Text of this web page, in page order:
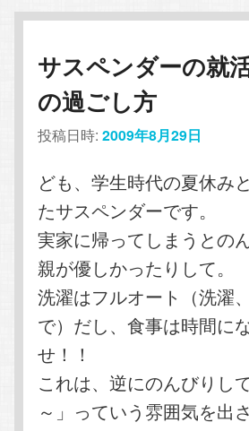
サスペンダーの就
の過ごし方
投稿日時:2009年8月29日
ども、学生時代の夏休み
たサスペンダーです。
実家に帰ってしまうとの
親が優しかったりして。
洗濯はフルオート（洗濯
で）だし、食事は時間に
せ！！
これは、逆にのんびりし
～」っていう雰囲気を出